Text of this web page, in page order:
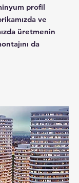
profil
ve
üretmenin
da